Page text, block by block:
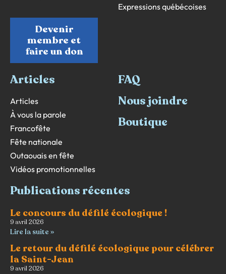
Devenir
membre et
faire un don
Expressions québécoises
Articles
Articles
À vous la parole
Francofête
Fête nationale
Outaouais en fête
Vidéos promotionnelles
FAQ
Nous joindre
Boutique
Publications récentes
Le concours du défilé écologique !
9 avril 2026
Lire la suite »
Le retour du défilé écologique pour célébrer
la Saint-Jean
9 avril 2026